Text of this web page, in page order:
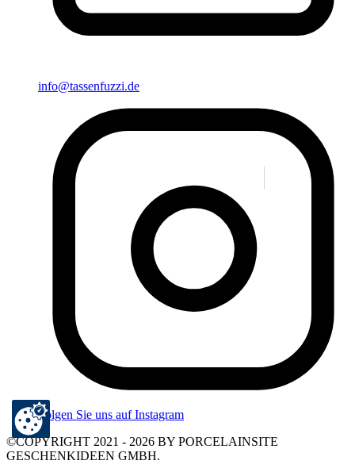
info@tassenfuzzi.de
Folgen Sie uns auf Instagram
©COPYRIGHT 2021 - 2026 BY PORCELAINSITE
GESCHENKIDEEN GMBH.